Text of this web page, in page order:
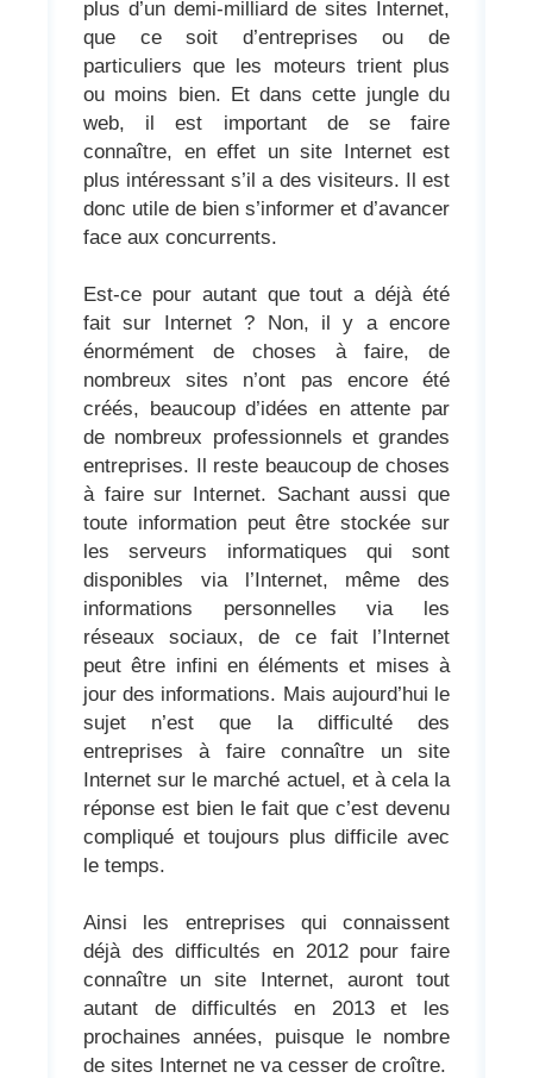
plus d’un demi-milliard de sites Internet,
que ce soit d’entreprises ou de
particuliers que les moteurs trient plus
ou moins bien. Et dans cette jungle du
web, il est important de se faire
connaître, en effet un site Internet est
plus intéressant s’il a des visiteurs. Il est
donc utile de bien s’informer et d’avancer
face aux concurrents.
Est-ce pour autant que tout a déjà été
fait sur Internet ? Non, il y a encore
énormément de choses à faire, de
nombreux sites n’ont pas encore été
créés, beaucoup d’idées en attente par
de nombreux professionnels et grandes
entreprises. Il reste beaucoup de choses
à faire sur Internet. Sachant aussi que
toute information peut être stockée sur
les serveurs informatiques qui sont
disponibles via l’Internet, même des
informations personnelles via les
réseaux sociaux, de ce fait l’Internet
peut être infini en éléments et mises à
jour des informations. Mais aujourd’hui le
sujet n’est que la difficulté des
entreprises à faire connaître un site
Internet sur le marché actuel, et à cela la
réponse est bien le fait que c’est devenu
compliqué et toujours plus difficile avec
le temps.
Ainsi les entreprises qui connaissent
déjà des difficultés en 2012 pour faire
connaître un site Internet, auront tout
autant de difficultés en 2013 et les
prochaines années, puisque le nombre
de sites Internet ne va cesser de croître.